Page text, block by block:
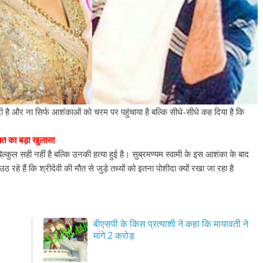
है और ना सिर्फ आशंकाओं को चरम पर पहुंचाया है बल्कि सीधे-सीधे कह दिया है कि
का बड़ा खुलासा
सही नहीं है बल्कि उनकी हत्या हुई है। सुब्रमण्यम स्वामी के इस आशंका के बाद
हैं कि श्रीदेवी की मौत से जुड़े तथ्यों को इतना पोशीदा क्यों रखा जा रहा है
बीएसपी के किस प्रत्याशी ने कहा कि मायावती ने
मांगे 2 करोड़